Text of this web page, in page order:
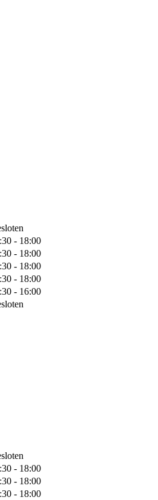
- 18:00
- 18:00
- 18:00
- 18:00
- 16:00
- 18:00
- 18:00
- 18:00